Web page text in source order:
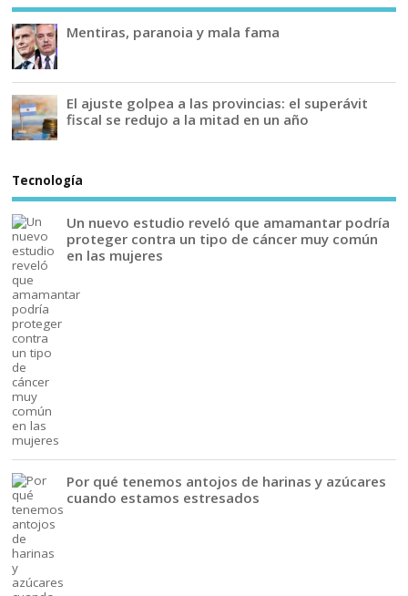
Mentiras, paranoia y mala fama
El ajuste golpea a las provincias: el superávit
fiscal se redujo a la mitad en un año
Tecnología
Un nuevo estudio reveló que amamantar podría
proteger contra un tipo de cáncer muy común
en las mujeres
Por qué tenemos antojos de harinas y azúcares
cuando estamos estresados